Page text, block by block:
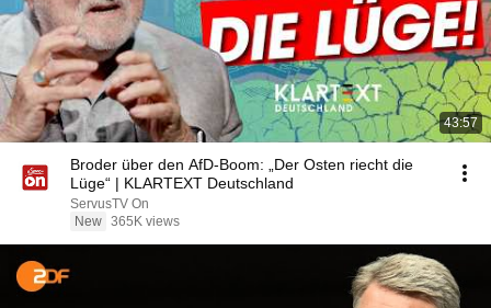
43:57
Broder über den AfD-Boom: „Der Osten riecht die
Lüge“ | KLARTEXT Deutschland
ServusTV On
New 365K views